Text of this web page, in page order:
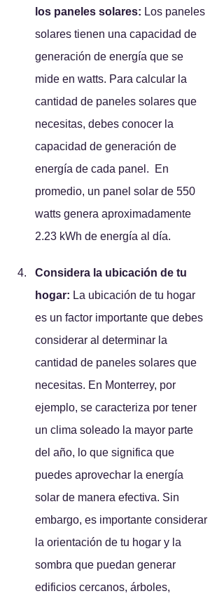
los paneles solares: Los paneles
solares tienen una capacidad de
generación de energía que se
mide en watts. Para calcular la
cantidad de paneles solares que
necesitas, debes conocer la
capacidad de generación de
energía de cada panel.  En
promedio, un panel solar de 550
watts genera aproximadamente
2.23 kWh de energía al día.
Considera la ubicación de tu
hogar: La ubicación de tu hogar
es un factor importante que debes
considerar al determinar la
cantidad de paneles solares que
necesitas. En Monterrey, por
ejemplo, se caracteriza por tener
un clima soleado la mayor parte
del año, lo que significa que
puedes aprovechar la energía
solar de manera efectiva. Sin
embargo, es importante considerar
la orientación de tu hogar y la
sombra que puedan generar
edificios cercanos, árboles,